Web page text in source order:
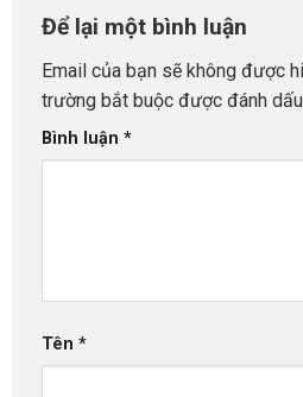
Để lại một bình luận
Email của bạn sẽ không được
trường bắt buộc được đánh dấu
Bình luận *
Tên *